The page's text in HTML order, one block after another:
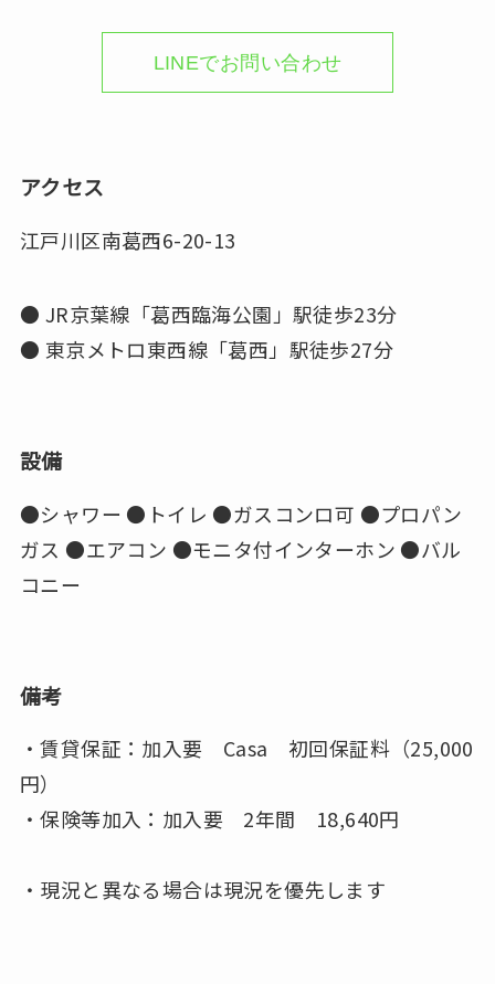
LINEでお問い合わせ
アクセス
江戸川区南葛西6-20-13
● JR京葉線「葛西臨海公園」駅徒歩23分
● 東京メトロ東西線「葛西」駅徒歩27分
設備
●シャワー ●トイレ ●ガスコンロ可 ●プロパン
ガス ●エアコン ●モニタ付インターホン ●バル
コニー
備考
・賃貸保証：加入要 Casa 初回保証料（25,000
円）
・保険等加入：加入要 2年間 18,640円
・現況と異なる場合は現況を優先します